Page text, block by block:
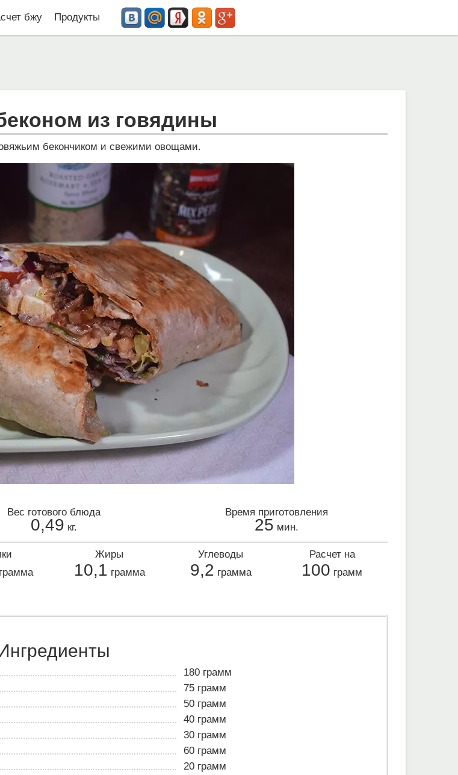
бжу Продукты
из говядины
бекончиком и свежими овощами.
Вес готового блюда
0,49 кг.
Время приготовления
25 мин.
грамма
Жиры
10,1 грамма
Углеводы
9,2 грамма
Расчет на
100 грамм
180 грамм
75 грамм
50 грамм
40 грамм
30 грамм
60 грамм
20 грамм